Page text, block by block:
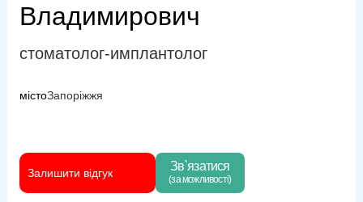
Владимирович
стоматолог-имплантолог
містоЗапоріжжя
Залишити відгук Зв`язатися
(за можливості)